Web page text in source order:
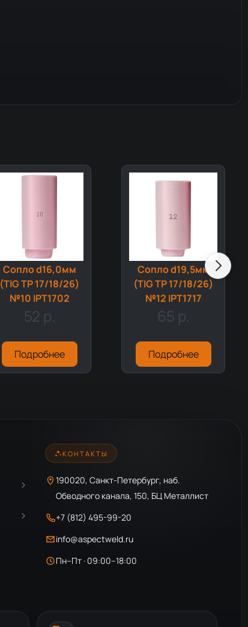
Сопло d16,0мм
(TIG TP 17/18/26)
№10 IPT1702
52 р.
Подробнее
Сопло d19,5мм
(TIG TP 17/18/26)
№12 IPT1717
65 р.
Подробнее
КОНТАКТЫ
190020, Санкт-Петербург, наб.
Обводного канала, 150, БЦ Металлист
+7 (812) 495-99-20
info@aspectweld.ru
Пн–Пт · 09:00–18:00